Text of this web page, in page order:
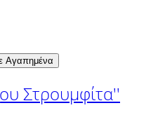
Αγαπημένα
Στρουμφίτα''